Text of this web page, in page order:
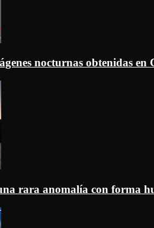
nocturnas obtenidas en
rara anomalía con forma